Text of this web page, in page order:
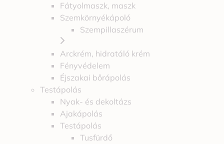
Fátyolmaszk, maszk
Szemkörnyékápoló
Szempillaszérum
Arckrém, hidratáló krém
Fényvédelem
Éjszakai bőrápolás
Testápolás
Nyak- és dekoltázs
Ajakápolás
Testápolás
Tusfürdő